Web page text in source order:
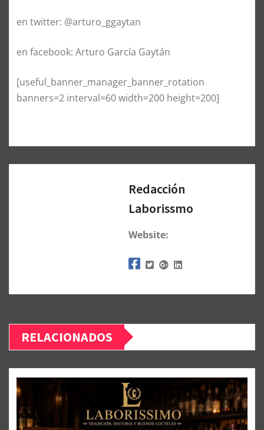
en twitter: @arturo_ggaytan
en facebook: Arturo García Gaytán
[useful_banner_manager_banner_rotation
banners=2 interval=60 width=200 height=200]
Redacción
Laborissmo
Website:
RELACIONADOS